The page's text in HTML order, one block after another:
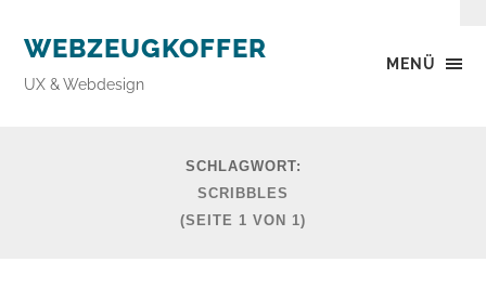
MENÜ
WEBZEUGKOFFER
UX & Webdesign
SCHLAGWORT:
SCRIBBLES
(SEITE 1 VON 1)